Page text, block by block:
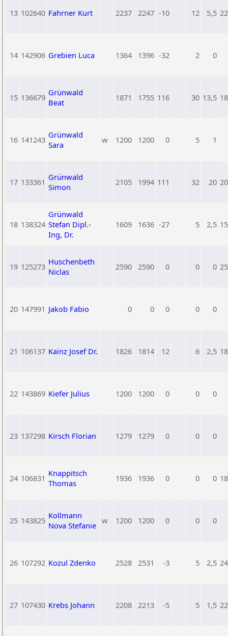
13 102640 Fahrner Kurt 2237 2247 -10 12 5,5
14 142906 Grebien Luca 1364 1396 -32 2 0
15 136679 Grünwald
Beat
1871 1755 116 30 13,5
16 141243 Grünwald
Sara
w 1200 1200 0 5 1
17 133361 Grünwald
Simon
2105 1994 111 32 20
18 138324
Grünwald
Stefan Dipl.-
Ing, Dr.
1609 1636 -27 5 2,5
19 125273 Huschenbeth
Niclas
2590 2590 0 0 0
20 147991 Jakob Fabio 0 0 0 0 0
21 106137 Kainz Josef Dr. 1826 1814 12 6 2,5
22 143869 Kiefer Julius 1200 1200 0 0 0
23 137298 Kirsch Florian 1279 1279 0 0 0
24 106831 Knappitsch
Thomas
1936 1936 0 0 0
25 143825 Kollmann
Nova Stefanie w 1200 1200 0 0 0
26 107292 Kozul Zdenko 2528 2531 -3 5 2,5
27 107430 Krebs Johann 2208 2213 -5 5 1,5